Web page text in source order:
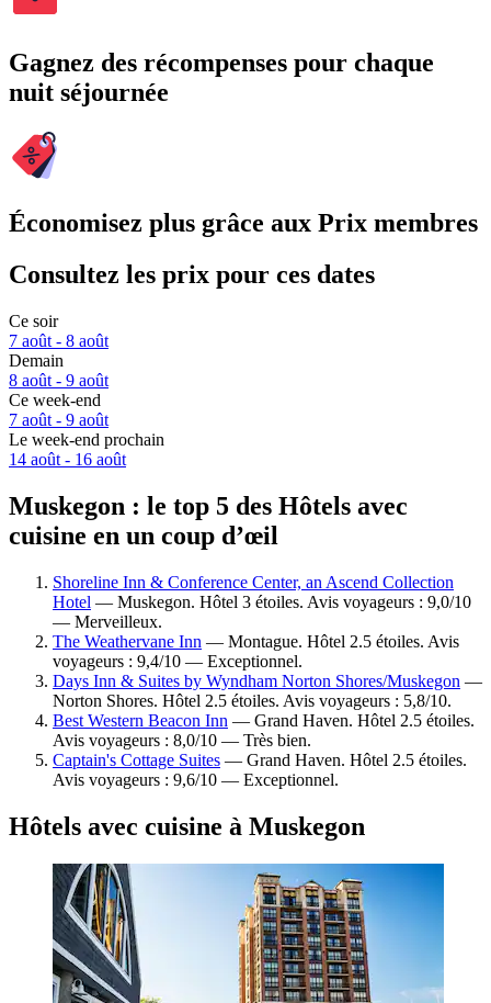
Gagnez des récompenses pour chaque
nuit séjournée
Économisez plus grâce aux Prix membres
Consultez les prix pour ces dates
Ce soir
7 août - 8 août
Demain
8 août - 9 août
Ce week-end
7 août - 9 août
Le week-end prochain
14 août - 16 août
Muskegon : le top 5 des Hôtels avec
cuisine en un coup d’œil
Shoreline Inn & Conference Center, an Ascend Collection
Hotel — Muskegon. Hôtel 3 étoiles. Avis voyageurs : 9,0/10
— Merveilleux.
The Weathervane Inn — Montague. Hôtel 2.5 étoiles. Avis
voyageurs : 9,4/10 — Exceptionnel.
Days Inn & Suites by Wyndham Norton Shores/Muskegon —
Norton Shores. Hôtel 2.5 étoiles. Avis voyageurs : 5,8/10.
Best Western Beacon Inn — Grand Haven. Hôtel 2.5 étoiles.
Avis voyageurs : 8,0/10 — Très bien.
Captain's Cottage Suites — Grand Haven. Hôtel 2.5 étoiles.
Avis voyageurs : 9,6/10 — Exceptionnel.
Hôtels avec cuisine à Muskegon